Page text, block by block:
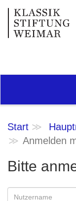
Start
Anmelden
Bitte